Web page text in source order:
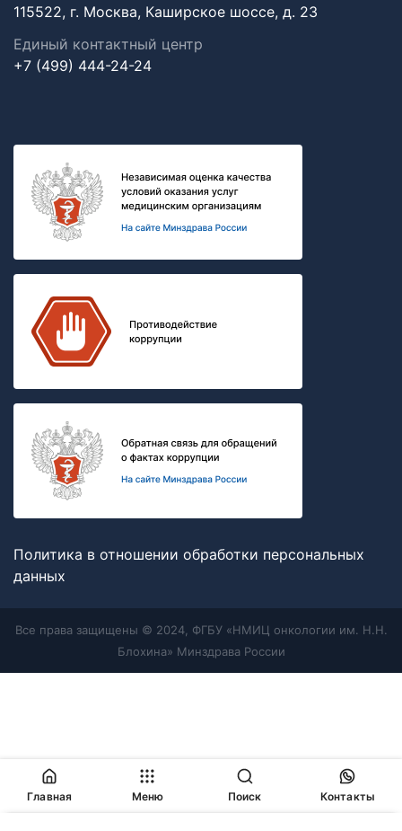
115522, г. Москва, Каширское шоссе, д. 23
Единый контактный центр
+7 (499) 444-24-24
Политика в отношении обработки персональных
данных
Все права защищены © 2024, ФГБУ «НМИЦ онкологии им. Н.Н.
Блохина» Минздрава России
Главная Меню Поиск Контакты